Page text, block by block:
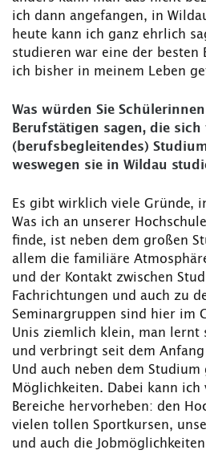
ich dann angefangen, in
heute kann ich ganz ehrlich
studieren war eine der besten
ich bisher in meinem Leben
Was würden Sie
Berufstätigen sagen, die
(berufsbegleitendes)
weswegen sie in Wildau
Es gibt wirklich viele Gründe,
Was ich an unserer
finde, ist neben dem großen
allem die familiäre
und der Kontakt zwischen
Fachrichtungen und auch zu
Seminargruppen sind hier im
Unis ziemlich klein, man lernt
und verbringt seit dem
Und auch neben dem
Möglichkeiten. Dabei kann ich
Bereiche hervorheben: den
vielen tollen Sportkursen,
und auch die